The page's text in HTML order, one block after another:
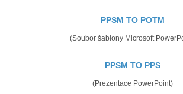
PPSM TO POTM
(Soubor šablony Microsoft
PPSM TO PPS
(Prezentace PowerPoint)